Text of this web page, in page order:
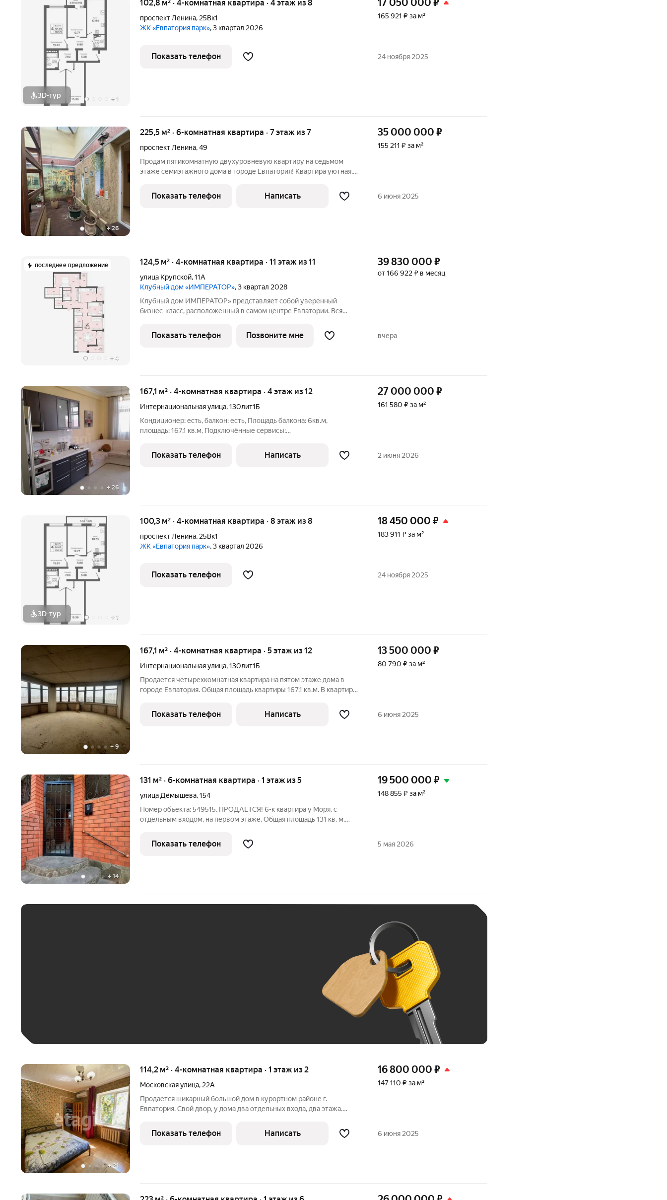
3D-тур + 1
102,8 м² · 4-комнатная квартира · 4 этаж из 8
проспект Ленина, 25Вк1
ЖК «Евпатория парк», 3 квартал 2026
17 050 000 ₽
165 921 ₽ за м²
Показать телефон 24 ноября 2025
+26
225,5 м² · 6-комнатная квартира · 7 этаж из 7
проспект Ленина,49
Продам пятикомнатную двухуровневую квартиру на седьмом
этаже семиэтажного дома в городе Евпатория! Квартира уютная,
квадратных метров. Квартира в двух уровнях, практически дом.
На первом
35 000 000 ₽
155 211 ₽ за м²
Показать телефон Написать 6 июня 2025
последнее предложение
+ 4
124,5 м² · 4-комнатная квартира · 11 этаж из 11
улица Крупской,11А
Клубный дом «ИМПЕРАТОР», 3 квартал 2028
Клубный дом ИМПЕРАТОР» представляет собой уверенный
бизнес-класс, расположенный в самом центре Евпатории. Вся
садики, спортивные секции, парк. До моря 10 минут на
автомобиле Система «умный
39 830 000 ₽
от 166 922 ₽ в месяц
Показать телефон Позвоните мне вчера
+ 26
167,1 м² · 4-комнатная квартира · 4 этаж из 12
Интернациональная улица,130лит1Б
Кондиционер: есть, балкон: есть, Площадь балкона: 6кв.м,
площадь: 167,1 кв.м, Подключённые сервисы:
ремонт, тип сделки: продажа, площадь кухни: 18,5 кв.м,
комнатность: 4, плита: Электрическая,
27 000 000 ₽
161 580 ₽ за м²
Показать телефон Написать 2 июня 2026
3D-тур + 1
100,3 м² · 4-комнатная квартира · 8 этаж из 8
проспект Ленина, 25Вк1
ЖК «Евпатория парк», 3 квартал 2026
18 450 000 ₽
183 911 ₽ за м²
Показать телефон 24 ноября 2025
+ 9
167,1 м² · 4-комнатная квартира · 5 этаж из 12
Интернациональная улица,130лит1Б
Продается четырехкомнатная квартира на пятом этаже дома в
городе Евпатория. Общая площадь квартиры 167.1 кв.м. В квартире
кухня 18.5 кВ.м. Санузел совмещен .В квартире проведены все
13 500 000 ₽
80 790 ₽ за м²
Показать телефон Написать 6 июня 2025
+ 14
131 м² · 6-комнатная квартира · 1 этаж из 5
улица Дёмышева,154
Номер объекта: 549515. ПРОДАЕТСЯ! 6-к квартира у Моря, с
отдельным входом, на первом этаже. Общая площадь 131 кв. м.
техника остаются новому владельцу. А ремонт можно сделать в
19 500 000 ₽
148 855 ₽ за м²
Показать телефон 5 мая 2026
+21
114,2 м² · 4-комнатная квартира · 1 этаж из 2
Московская улица, 22А
Продается шикарный большой дом в курортном районе г.
Евпатория. Свой двор, у дома два отдельных входа, два этажа.
светлые. Просторная кухня-гостиная, три спальни и комната для
отдыха, два санузла.
16 800 000 ₽
147 110 ₽ за м²
Показать телефон Написать 6 июня 2025